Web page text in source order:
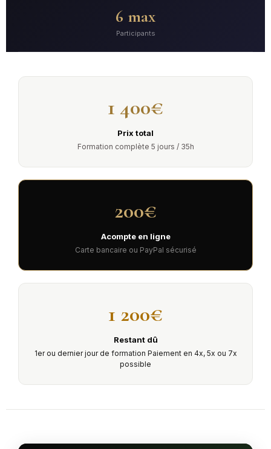
6 max
Participants
1 400€
Prix total
Formation complète 5 jours / 35h
200€
Acompte en ligne
Carte bancaire ou PayPal sécurisé
1 200€
Restant dû
1er ou dernier jour de formation Paiement en 4x, 5x ou 7x
possible